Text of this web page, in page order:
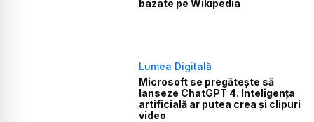
bazate pe Wikipedia
Lumea Digitală
Microsoft se pregătește să
lanseze ChatGPT 4. Inteligența
artificială ar putea crea și clipuri
video